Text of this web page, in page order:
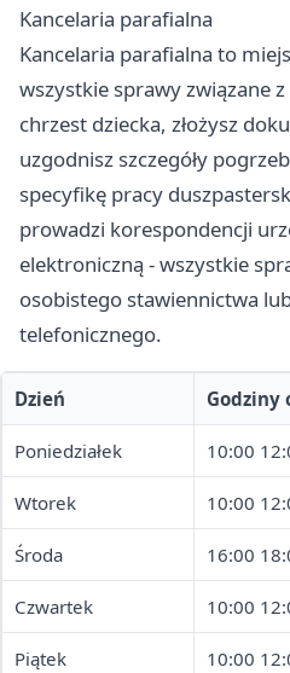
Kancelaria parafialna
Kancelaria parafialna to
wszystkie sprawy związane
chrzest dziecka, złożysz
uzgodnisz szczegóły
specyfikę pracy
prowadzi korespondencji
elektroniczną - wszystkie
osobistego stawiennictwa
telefonicznego.
Dzień Godziny
Poniedziałek 10:00
Wtorek 10:00
Środa 16:00
Czwartek 10:00
Piątek 10:00